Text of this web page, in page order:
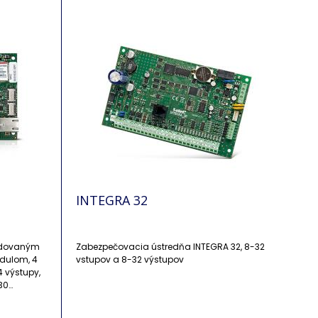
4
výstupy,
INTEGRA 32
Zabezpečovacia ústredňa INTEGRA 32, 8-32
vstupov a 8-32 výstupov